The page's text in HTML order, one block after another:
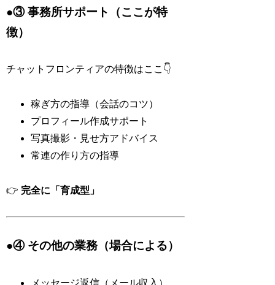
●③ 事務所サポート（ここが特
徴）
チャットフロンティアの特徴はここ👇
稼ぎ方の指導（会話のコツ）
プロフィール作成サポート
写真撮影・見せ方アドバイス
常連の作り方の指導
👉 完全に「育成型」
●④ その他の業務（場合による）
メッセージ返信（メール収入）